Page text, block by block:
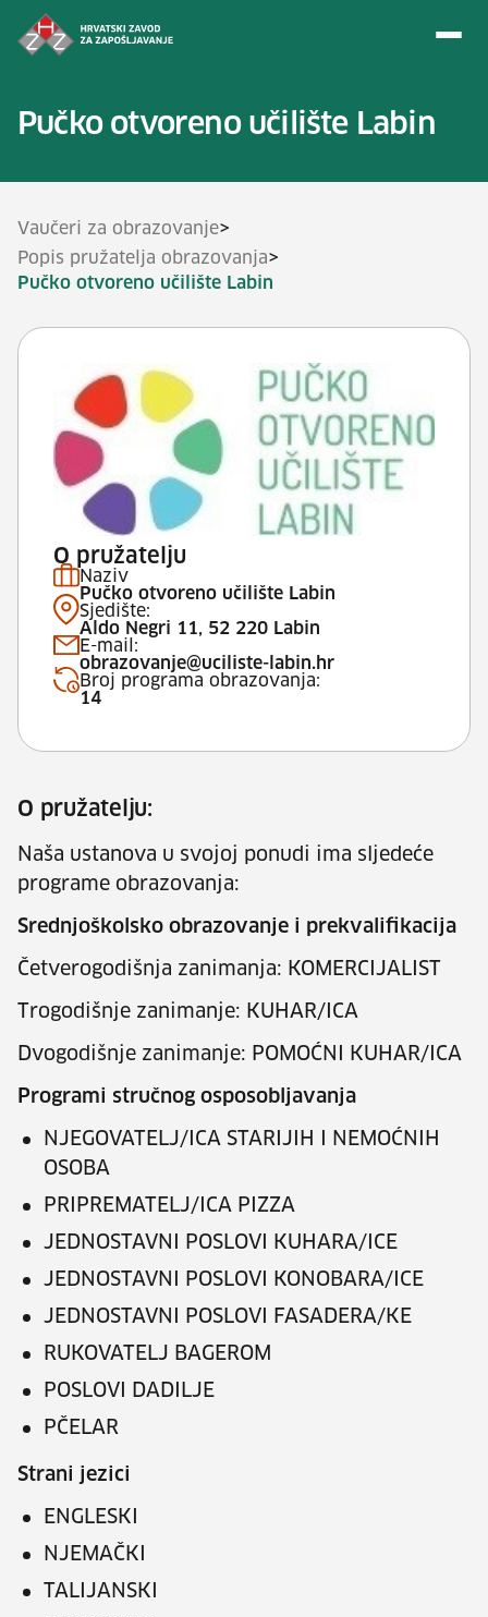
Pučko otvoreno učilište Labin
Vaučeri za obrazovanje>
Popis pružatelja obrazovanja>
Pučko otvoreno učilište Labin
O pružatelju
Naziv
Pučko otvoreno učilište Labin
Sjedište:
Aldo Negri 11, 52 220 Labin
E-mail:
obrazovanje@uciliste-labin.hr
Broj programa obrazovanja:
14
O pružatelju:
Naša ustanova u svojoj ponudi ima sljedeće
programe obrazovanja:
Srednjoškolsko obrazovanje i prekvalifikacija
Četverogodišnja zanimanja: KOMERCIJALIST
Trogodišnje zanimanje: KUHAR/ICA
Dvogodišnje zanimanje: POMOĆNI KUHAR/ICA
Programi stručnog osposobljavanja
NJEGOVATELJ/ICA STARIJIH I NEMOĆNIH
OSOBA
PRIPREMATELJ/ICA PIZZA
JEDNOSTAVNI POSLOVI KUHARA/ICE
JEDNOSTAVNI POSLOVI KONOBARA/ICE
JEDNOSTAVNI POSLOVI FASADERA/KE
RUKOVATELJ BAGEROM
POSLOVI DADILJE
PČELAR
Strani jezici
ENGLESKI
NJEMAČKI
TALIJANSKI